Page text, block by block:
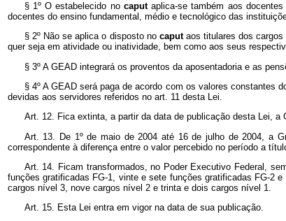
§ 1º O estabelecido no caputaplica-se também aos
docentes do ensino fundamental, médio e tecnológico das
§ 2º Não se aplica o disposto no caput aos titulares dos
quer seja em atividade ou inatividade, bem como aos seus
§ 3º A GEAD integrará os proventos da aposentadoria e as
§ 4º A GEAD será paga de acordo com os valores constantes
devidas aos servidores referidos no art. 11 desta Lei.
Art. 12. Fica extinta, a partir da data de publicação desta Lei,
Art. 13. De 1º de maio de 2004 até 16 de julho de 2004, a
correspondente à diferença entre o valor percebido no período a
Art. 14. Ficam transformados, no Poder Executivo Federal,
funções gratificadas FG-1, vinte e sete funções gratificadas FG-2
cargos nível 3, nove cargos nível 2 e trinta e dois cargos nível 1.
Art. 15. Esta Lei entra em vigor na data de sua publicação.